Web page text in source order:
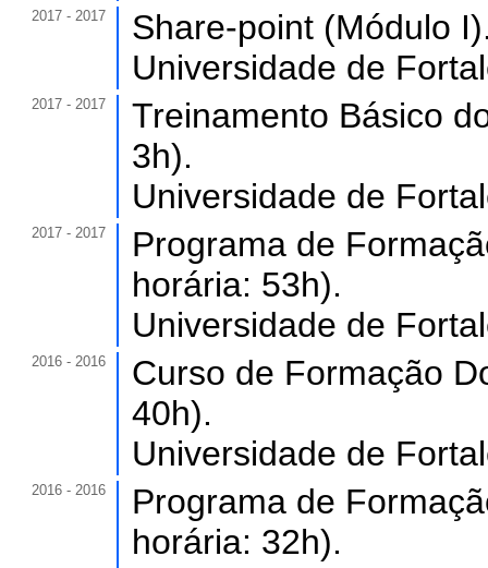
2017 - 2017
Share-point (Módulo
Universidade de
2017 - 2017
Treinamento Básico
3h).
Universidade de
2017 - 2017
Programa de
horária: 53h).
Universidade de
2016 - 2016
Curso de Formação
40h).
Universidade de
2016 - 2016
Programa de
horária: 32h).